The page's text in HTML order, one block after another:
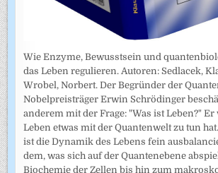
Wie Enzyme, Bewusstsein und
das Leben regulieren. Autoren: Sedlacek,
Wrobel, Norbert. Der Begründer der
Nobelpreisträger Erwin Schrödinger
anderem mit der Frage: "Was ist Leben?" Er
Leben etwas mit der Quantenwelt zu tun
ist die Dynamik des Lebens fein
dem, was sich auf der Quantenebene
Biochemie der Zellen bis hin zum